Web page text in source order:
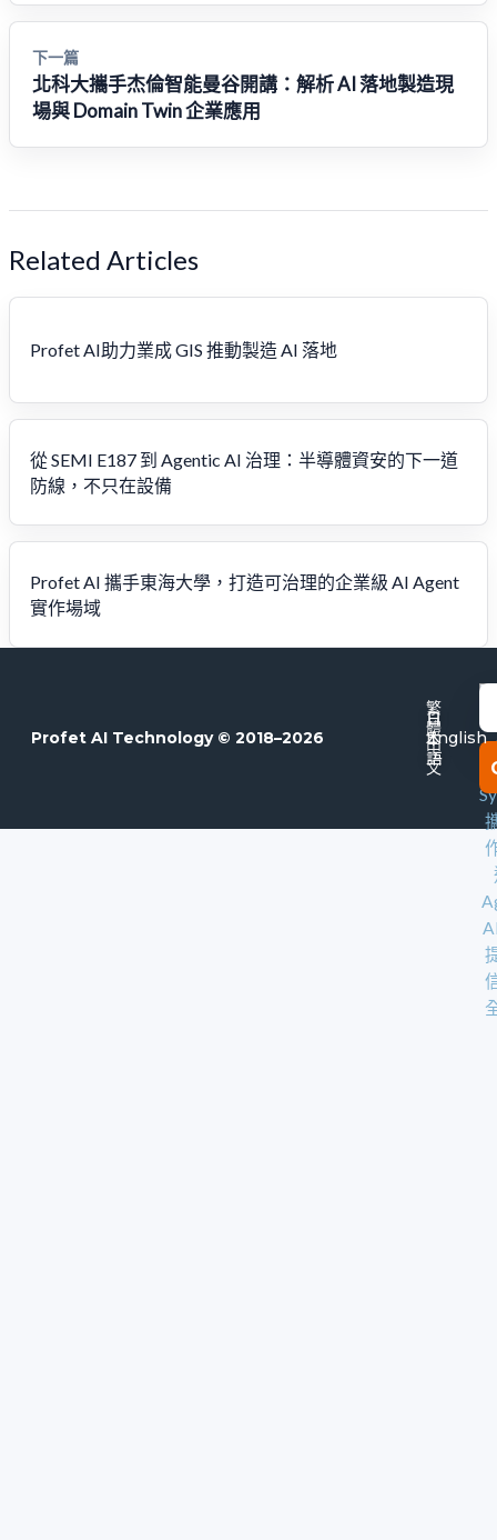
下一篇
北科大攜手杰倫智能曼谷開講：解析 AI 落地製造現
場與 Domain Twin 企業應用
Related Articles
Profet AI助力業成 GIS 推動製造 AI 落地
從 SEMI E187 到 Agentic AI 治理：半導體資安的下一道
防線，不只在設備​
Profet AI 攜手東海大學，打造可治理的企業級 AI Agent
實作場域
English
繁
體
中
文
日
本
語
Profet AI Technology © 2018–2026